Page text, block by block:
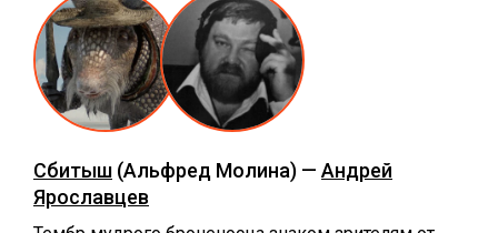
Сбитыш (Альфред Молина) — Андрей
Ярославцев